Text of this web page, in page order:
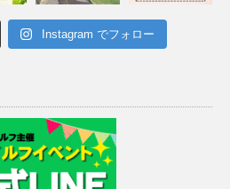
Instagram でフォロー